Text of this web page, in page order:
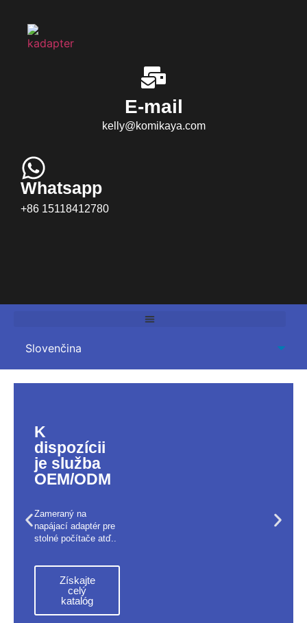
E-mail
kelly@komikaya.com
Whatsapp
+86 15118412780
K
dispozícii
je služba
OEM/ODM
Zameraný na
napájací adaptér pre
stolné počítače atď..
Získajte
celý
katalóg